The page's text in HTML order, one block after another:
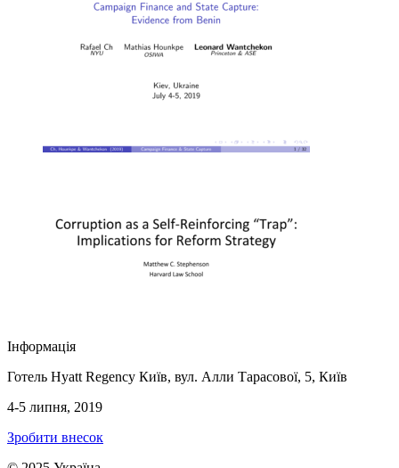
Інформація
Готель Hyatt Regency Київ, вул. Алли Тарасової, 5, Київ
4-5 липня, 2019
Зробити внесок